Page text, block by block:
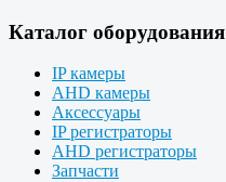
Каталог оборудования
IP камеры
AHD камеры
Аксессуары
IP регистраторы
AHD регистраторы
Запчасти